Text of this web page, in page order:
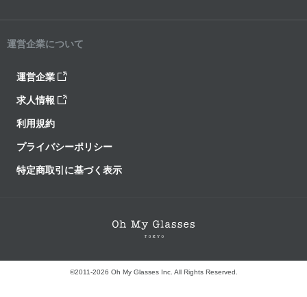
運営企業について
運営企業
求人情報
利用規約
プライバシーポリシー
特定商取引に基づく表示
©2011-2026 Oh My Glasses Inc. All Rights Reserved.